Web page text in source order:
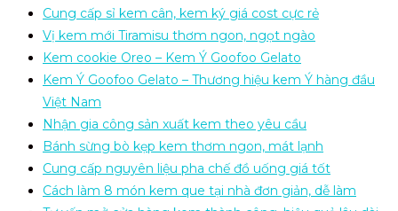
Cung cấp sỉ kem cân, kem ký giá cost cực rẻ
Vị kem mới Tiramisu thơm ngon, ngọt ngào
Kem cookie Oreo – Kem Ý Goofoo Gelato
Kem Ý Goofoo Gelato – Thương hiệu kem Ý hàng đầu
Việt Nam
Nhận gia công sản xuất kem theo yêu cầu
Bánh sừng bò kẹp kem thơm ngon, mát lạnh
Cung cấp nguyên liệu pha chế đồ uống giá tốt
Cách làm 8 món kem que tại nhà đơn giản, dễ làm